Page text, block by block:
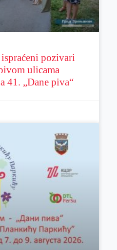
ispraćeni pozivari
ulicama
41. „Dane piva“